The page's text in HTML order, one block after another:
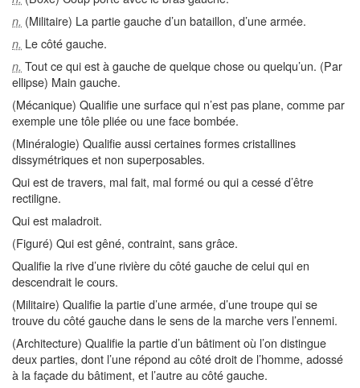
n. (Militaire) La partie gauche d’un bataillon, d’une armée.
n. Le côté gauche.
n. Tout ce qui est à gauche de quelque chose ou quelqu’un. (Par
ellipse) Main gauche.
(Mécanique) Qualifie une surface qui n’est pas plane, comme par
exemple une tôle pliée ou une face bombée.
(Minéralogie) Qualifie aussi certaines formes cristallines
dissymétriques et non superposables.
Qui est de travers, mal fait, mal formé ou qui a cessé d’être
rectiligne.
Qui est maladroit.
(Figuré) Qui est gêné, contraint, sans grâce.
Qualifie la rive d’une rivière du côté gauche de celui qui en
descendrait le cours.
(Militaire) Qualifie la partie d’une armée, d’une troupe qui se
trouve du côté gauche dans le sens de la marche vers l’ennemi.
(Architecture) Qualifie la partie d’un bâtiment où l’on distingue
deux parties, dont l’une répond au côté droit de l’homme, adossé
à la façade du bâtiment, et l’autre au côté gauche.